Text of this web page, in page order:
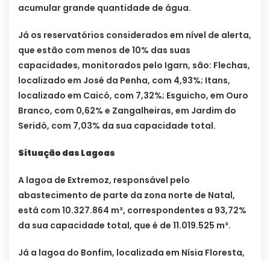
acumular grande quantidade de água.
Já os reservatórios considerados em nível de alerta,
que estão com menos de 10% das suas
capacidades, monitorados pelo Igarn, são: Flechas,
localizado em José da Penha, com 4,93%; Itans,
localizado em Caicó, com 7,32%; Esguicho, em Ouro
Branco, com 0,62% e Zangalheiras, em Jardim do
Seridó, com 7,03% da sua capacidade total.
Situação das Lagoas
A lagoa de Extremoz, responsável pelo
abastecimento de parte da zona norte de Natal,
está com 10.327.864 m³, correspondentes a 93,72%
da sua capacidade total, que é de 11.019.525 m³.
Já a lagoa do Bonfim, localizada em Nísia Floresta,